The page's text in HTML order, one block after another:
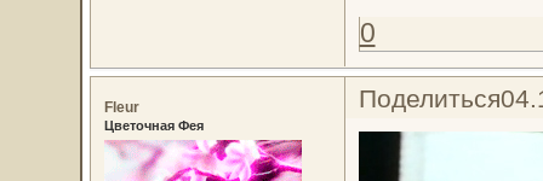
0
Поделиться
Fleur
Цветочная Фея